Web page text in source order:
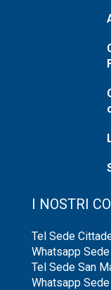
I NOSTRI
Tel Sede
Whatsapp
Tel Sede San
Whatsapp